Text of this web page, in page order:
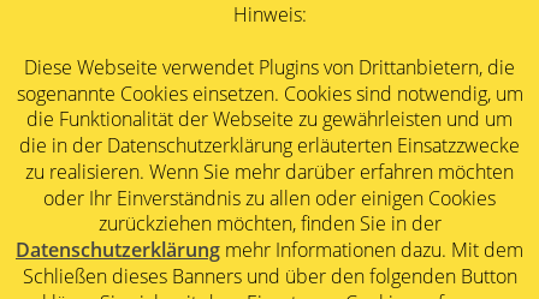
Gedichte, erschien 1995. Es folgten
Romane, Erzählungen, Gedichtbände und
Essays.
Draesner stammt aus einer schlesisch-
bayrischen Familie. Ihre Kindheit war von
der gemischten Herkunft ihrer Eltern
bestimmt: Katholizismus und
Protestantismus, Bürgertum und
Bäuerliches, verschiedene Dialekte und
Traditionen überkreuzten sich. Im
Hinweis:
Diese Webseite verwendet Plugins von Drittanbietern, die
sogenannte Cookies einsetzen. Cookies sind notwendig, um
die Funktionalität der Webseite zu gewährleisten und um
die in der Datenschutzerklärung erläuterten Einsatzzwecke
zu realisieren. Wenn Sie mehr darüber erfahren möchten
oder Ihr Einverständnis zu allen oder einigen Cookies
zurückziehen möchten, finden Sie in der
Datenschutzerklärung mehr Informationen dazu. Mit dem
Schließen dieses Banners und über den folgenden Button